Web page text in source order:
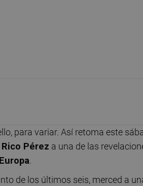
para variar. Así retoma este
Pérez a una de las
.
de los últimos seis, merced a